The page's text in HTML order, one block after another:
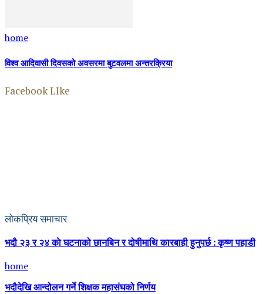
home
विश्व आदिवासी दिवसको अवसरमा बुटवलमा अन्तरक्रिया
Facebook LIke
लोकप्रिय समाचार
भदौ २३ र २४ काे घटनाको छानबिन र दोषीमाथि कारबाही हुनुपर्छ : कृष्ण पहाडी
home
भदौदेखि आन्दोलन गर्ने शिक्षक महासंघको निर्णय